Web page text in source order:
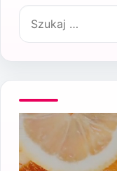
Szukaj: